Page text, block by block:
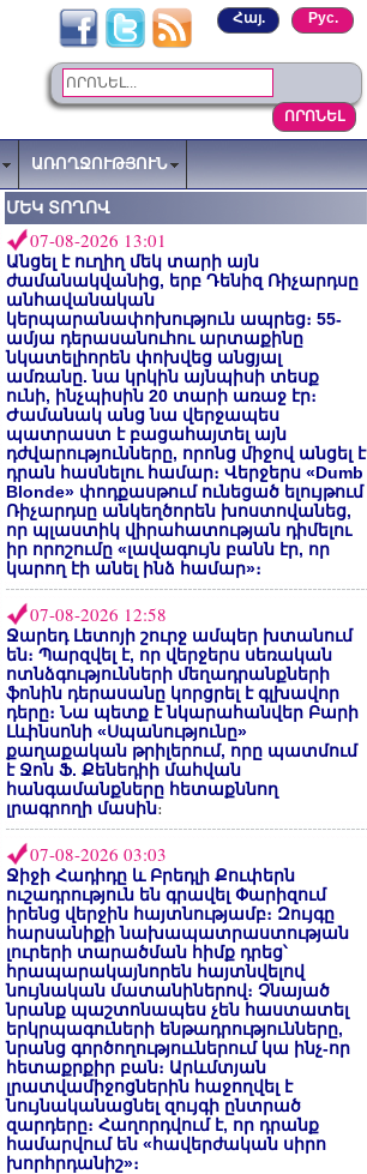
Рус.
Հայ.
ԱՌՈՂՋՈՒԹՅՈՒՆ
ՄԵԿ ՏՈՂՈՎ
07-08-2026 13:01
Անցել է ուղիղ մեկ տարի այն
ժամանակվանից, երբ Դենիզ Ռիչարդսը
անհավանական
կերպարանափոխություն ապրեց։ 55-
ամյա դերասանուհու արտաքինը
նկատելիորեն փոխվեց անցյալ
ամռանը. նա կրկին այնպիսի տեսք
ունի, ինչպիսին 20 տարի առաջ էր։
Ժամանակ անց նա վերջապես
պատրաստ է բացահայտել այն
դժվարությունները, որոնց միջով անցել է
դրան հասնելու համար։ Վերջերս «Dumb
Blonde» փոդքասթում ունեցած ելույթում
Ռիչարդսը անկեղծորեն խոստովանեց,
որ պլաստիկ վիրահատության դիմելու
իր որոշումը «լավագույն բանն էր, որ
կարող էի անել ինձ համար»։
07-08-2026 12:58
Ջարեդ Լետոյի շուրջ ամպեր խտանում
են։ Պարզվել է, որ վերջերս սեռական
ոտնձգությունների մեղադրանքների
ֆոնին դերասանը կորցրել է գլխավոր
դերը։ Նա պետք է նկարահանվեր Բարի
Լևինսոնի «Սպանությունը»
քաղաքական թրիլերում, որը պատմում
է Ջոն Ֆ. Քենեդիի մահվան
հանգամանքները հետաքննող
լրագրողի մասին։
07-08-2026 03:03
Ջիջի Հադիդը և Բրեդլի Քուփերն
ուշադրություն են գրավել Փարիզում
իրենց վերջին հայտնությամբ։ Զույգը
հարսանիքի նախապատրաստության
լուրերի տարածման հիմք դրեց՝
հրապարակայնորեն հայտնվելով
նույնական մատանիներով։ Չնայած
նրանք պաշտոնապես չեն հաստատել
երկրպագուների ենթադրությունները,
նրանց գործողություւներում կա ինչ-որ
հետաքրքիր բան։ Արևմտյան
լրատվամիջոցներին հաջողվել է
նույնականացնել զույգի ընտրած
զարդերը։ Հաղորդվում է, որ դրանք
համարվում են «հավերժական սիրո
խորհրդանիշ»։